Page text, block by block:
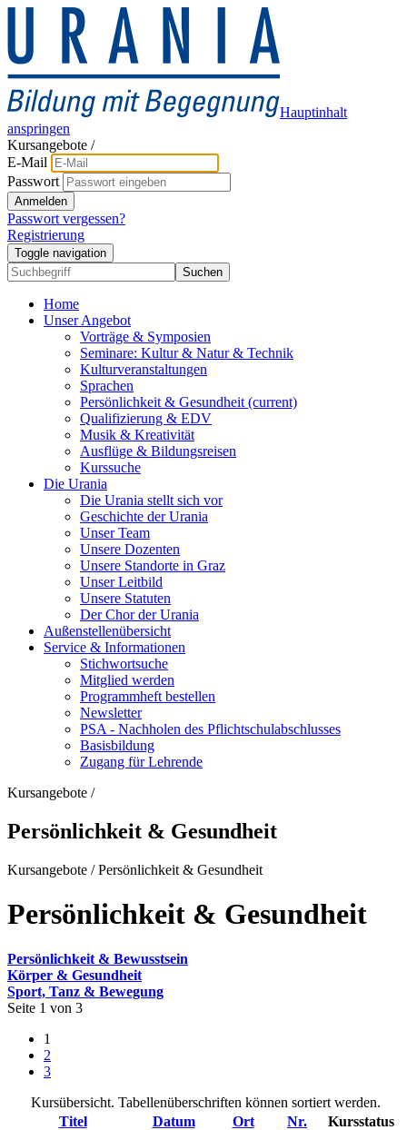
Hauptinhalt
anspringen
Kursangebote /
E-Mail
Passwort
Anmelden
Passwort vergessen?
Registrierung
Toggle navigation
Suchen
Home
Unser Angebot
Vorträge & Symposien
Seminare: Kultur & Natur & Technik
Kulturveranstaltungen
Sprachen
Persönlichkeit & Gesundheit (current)
Qualifizierung & EDV
Musik & Kreativität
Ausflüge & Bildungsreisen
Kurssuche
Die Urania
Die Urania stellt sich vor
Geschichte der Urania
Unser Team
Unsere Dozenten
Unsere Standorte in Graz
Unser Leitbild
Unsere Statuten
Der Chor der Urania
Außenstellenübersicht
Service & Informationen
Stichwortsuche
Mitglied werden
Programmheft bestellen
Newsletter
PSA - Nachholen des Pflichtschulabschlusses
Basisbildung
Zugang für Lehrende
Kursangebote /
Persönlichkeit & Gesundheit
Kursangebote /Persönlichkeit & Gesundheit
Persönlichkeit & Gesundheit
Persönlichkeit & Bewusstsein
Körper & Gesundheit
Sport, Tanz & Bewegung
Seite 1 von 3
1
2
3
Kursübersicht. Tabellenüberschriften können sortiert werden.
Titel
Datum Ort Nr. Kursstatus